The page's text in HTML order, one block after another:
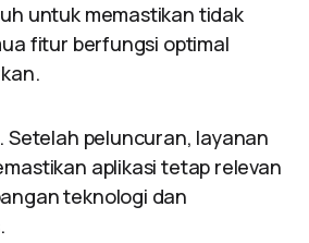
untuk memastikan tidak
fitur berfungsi optimal
Setelah peluncuran, layanan
aplikasi tetap relevan
teknologi dan